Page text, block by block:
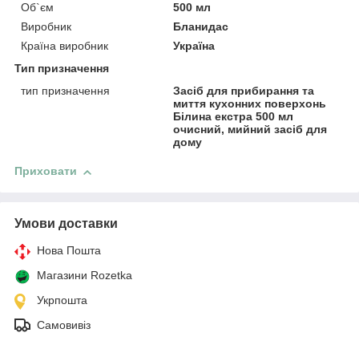
Об`єм
500 мл
Виробник
Бланидас
Країна виробник
Україна
Тип призначення
тип призначення
Засіб для прибирання та
миття кухонних поверхонь
Білина екстра 500 мл
очисний, мийний засіб для
дому
Приховати
Умови доставки
Нова Пошта
Магазини Rozetka
Укрпошта
Самовивіз